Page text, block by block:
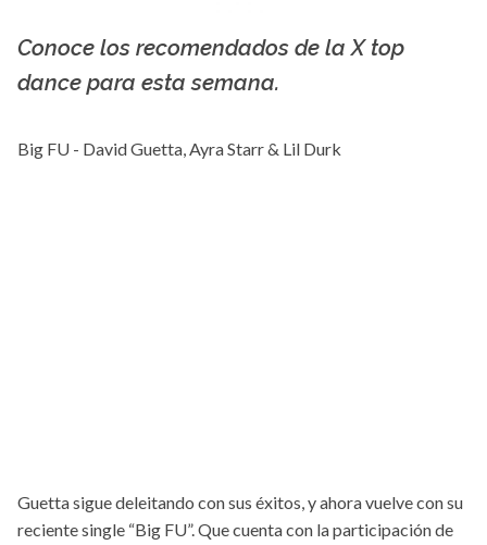
Conoce los recomendados de la X top
dance para esta semana.
Big FU - David Guetta, Ayra Starr & Lil Durk
Guetta sigue deleitando con sus éxitos, y ahora vuelve con su
reciente single “Big FU”. Que cuenta con la participación de